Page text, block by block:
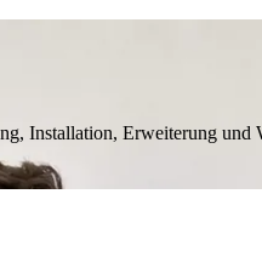
Installation, Erweiterung und